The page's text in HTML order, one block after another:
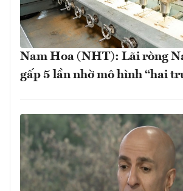
Nam Hoa (NHT): Lãi ròng
gấp 5 lần nhờ mô hình “hai